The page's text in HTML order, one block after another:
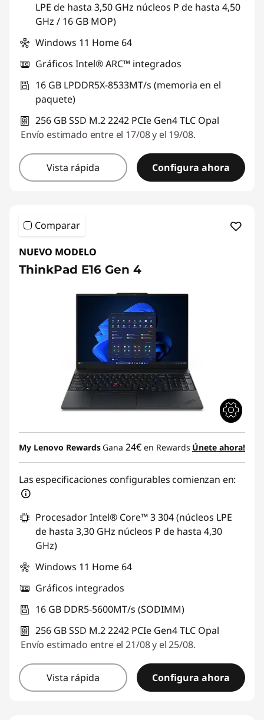
LPE de hasta 3,50 GHz núcleos P de hasta 4,50
GHz / 16 GB MOP)
Windows 11 Home 64
Gráficos Intel® ARC™ integrados
16 GB LPDDR5X-8533MT/s (memoria en el
paquete)
256 GB SSD M.2 2242 PCIe Gen4 TLC Opal
Envío estimado entre el 17/08 y el 19/08.
Vista rápida Configura ahora
Comparar
NUEVO MODELO
ThinkPad E16 Gen 4
My Lenovo Rewards Gana 24€ en Rewards Únete ahora!
Las especificaciones configurables comienzan en:
Procesador Intel® Core™ 3 304 (núcleos LPE
de hasta 3,30 GHz núcleos P de hasta 4,30
GHz)
Windows 11 Home 64
Gráficos integrados
16 GB DDR5-5600MT/s (SODIMM)
256 GB SSD M.2 2242 PCIe Gen4 TLC Opal
Envío estimado entre el 21/08 y el 25/08.
Vista rápida Configura ahora